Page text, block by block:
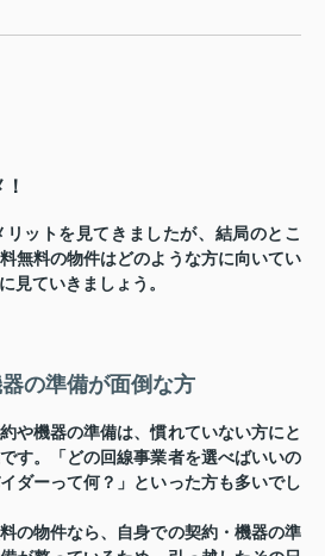
ットを見てきましたが、結局のとこ
無料の物件はどのような方に向いてい
見ていきましょう。
の準備が面倒な方
や機器の準備は、慣れていない方にと
す。「どの回線事業者を選べばいいの
ダーって何？」といった方も多いでし
の物件なら、自身での契約・機器の準